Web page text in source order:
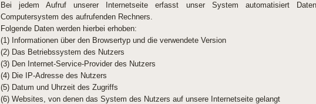
Bei jedem Aufruf unserer Internetseite erfasst unser System automatisiert
Computersystem des aufrufenden Rechners.
Folgende Daten werden hierbei erhoben:
(1) Informationen über den Browsertyp und die verwendete Version
(2) Das Betriebssystem des Nutzers
(3) Den Internet-Service-Provider des Nutzers
(4) Die IP-Adresse des Nutzers
(5) Datum und Uhrzeit des Zugriffs
(6) Websites, von denen das System des Nutzers auf unsere Internetseite gelangt